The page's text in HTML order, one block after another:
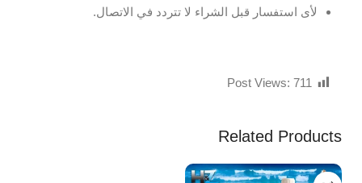
لأى استفسار قبل الشراء لا تتردد في الاتصال.
Post Views: 711
Related Products